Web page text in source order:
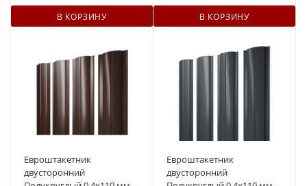
В КОРЗИНУ В КОРЗИНУ
Евроштакетник
двусторонний
Евроштакетник
двусторонний